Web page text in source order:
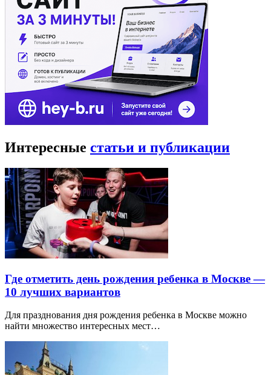
Интересные статьи и публикации
Где отметить день рождения ребенка в Москве —
10 лучших вариантов
Для празднования дня рождения ребенка в Москве можно
найти множество интересных мест…